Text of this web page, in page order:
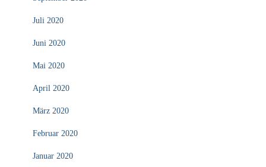
Juli 2020
Juni 2020
Mai 2020
April 2020
März 2020
Februar 2020
Januar 2020